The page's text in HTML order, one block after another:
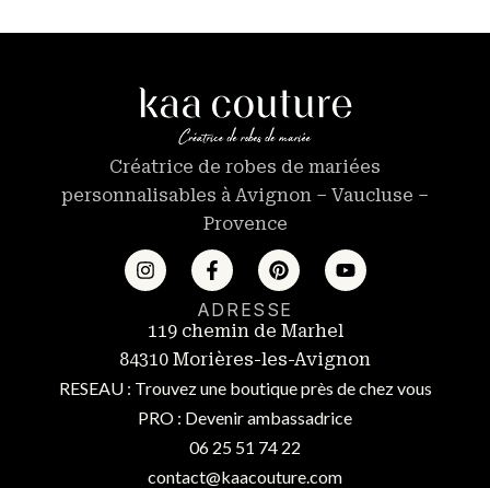
ADRESSE
119 chemin de Marhel
84310 Morières-les-Avignon
RESEAU : Trouvez une boutique près de chez vous
PRO : Devenir ambassadrice
Créatrice de robes de mariées
personnalisables à Avignon – Vaucluse –
Provence
06 25 51 74 22
contact@kaacouture.com